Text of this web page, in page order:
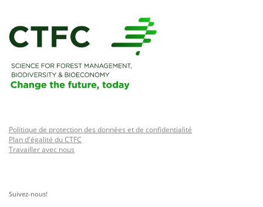
Politique de protection des données et de confidentialité
Plan d'égalité du CTFC
Travailler avec nous
Suivez-nous!